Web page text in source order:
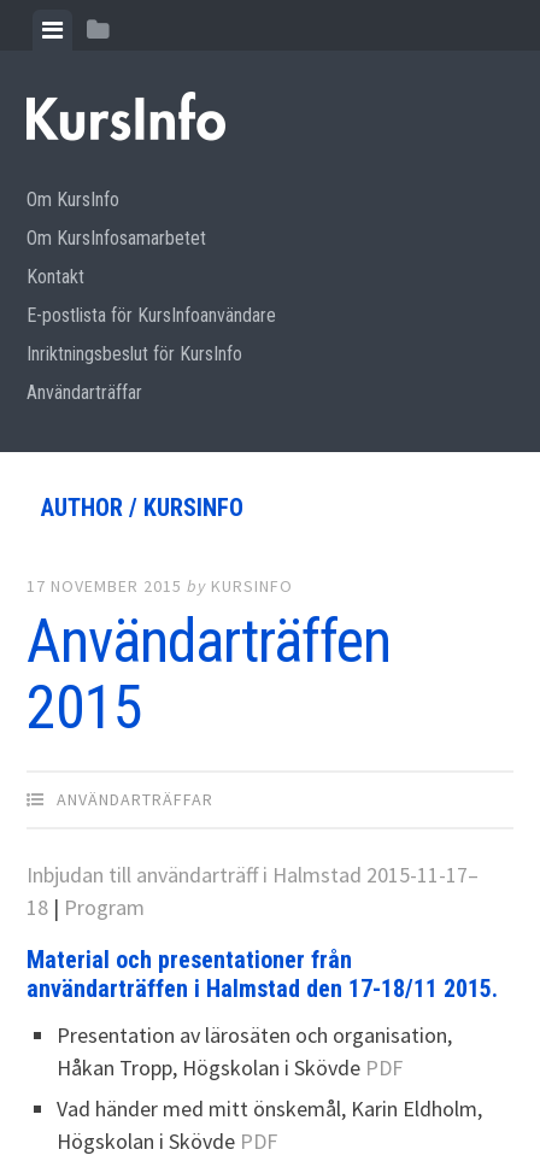
Skip to content
View menuView sidebar
Om KursInfo
Om KursInfosamarbetet
Kontakt
E-postlista för KursInfoanvändare
Inriktningsbeslut för KursInfo
Användarträffar
AUTHOR / KURSINFO
17 NOVEMBER 2015 by KURSINFO
Användarträffen
2015
ANVÄNDARTRÄFFAR
Inbjudan till användarträff i Halmstad 2015-11-17–
18 | Program
Material och presentationer från
användarträffen i Halmstad den 17-18/11 2015.
Presentation av lärosäten och organisation,
Håkan Tropp, Högskolan i Skövde PDF
Vad händer med mitt önskemål, Karin Eldholm,
Högskolan i Skövde PDF